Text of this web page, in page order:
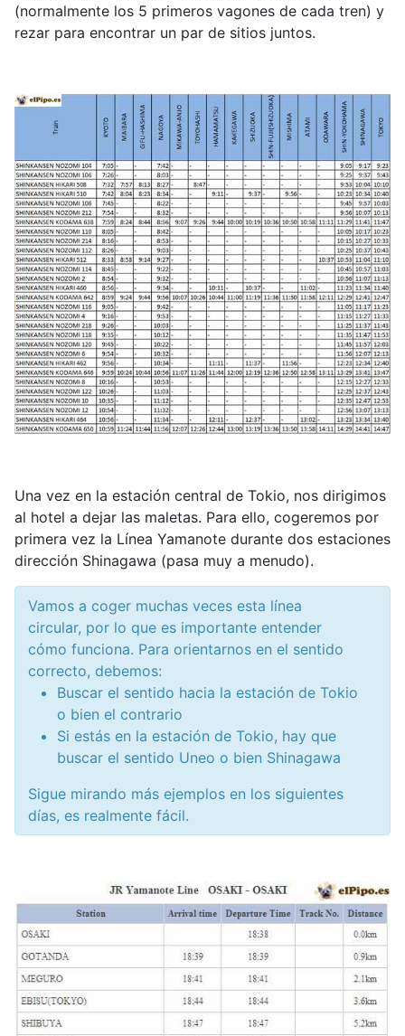
(normalmente los 5 primeros vagones de cada tren) y
rezar para encontrar un par de sitios juntos.
Una vez en la estación central de Tokio, nos dirigimos
al hotel a dejar las maletas. Para ello, cogeremos por
primera vez la Línea Yamanote durante dos estaciones
dirección Shinagawa (pasa muy a menudo).
Vamos a coger muchas veces esta línea
circular, por lo que es importante entender
cómo funciona. Para orientarnos en el sentido
correcto, debemos:
Buscar el sentido hacia la estación de Tokio
o bien el contrario
Si estás en la estación de Tokio, hay que
buscar el sentido Uneo o bien Shinagawa
Sigue mirando más ejemplos en los siguientes
días, es realmente fácil.